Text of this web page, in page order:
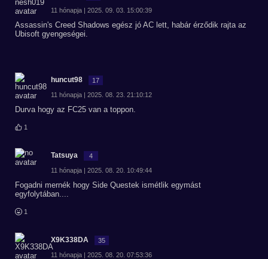
11 hónapja | 2025. 09. 03. 15:00:39
Assassin's Creed Shadows egész jó AC lett, habár érződik rajta az
Ubisoft gyengeségei.
huncut98 17
11 hónapja | 2025. 08. 23. 21:10:12
Durva hogy az FC25 van a toppon.
1
Tatsuya 4
11 hónapja | 2025. 08. 20. 10:49:44
Fogadni mernék hogy Side Questek ismétlik egymást
egyfolytában....
1
X9K338DA 35
11 hónapja | 2025. 08. 20. 07:53:36